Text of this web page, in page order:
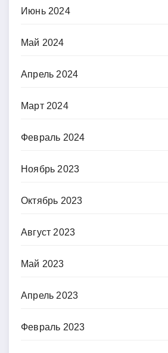
Июнь 2024
Май 2024
Апрель 2024
Март 2024
Февраль 2024
Ноябрь 2023
Октябрь 2023
Август 2023
Май 2023
Апрель 2023
Февраль 2023